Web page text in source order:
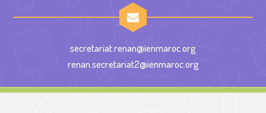
secretariat.renan@ienmaroc.org
renan.secretariat2@ienmaroc.org